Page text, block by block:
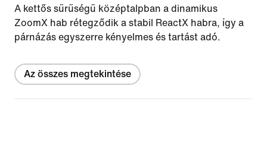
A kettős sűrűségű középtalpban a dinamikus
ZoomX hab rétegződik a stabil ReactX habra, így a
párnázás egyszerre kényelmes és tartást adó.
Az összes megtekintése